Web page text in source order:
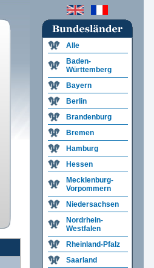
Alle
Baden-
Württemberg
Bayern
Berlin
Brandenburg
Bremen
Hamburg
Hessen
Mecklenburg-
Vorpommern
Niedersachsen
Nordrhein-
Westfalen
Rheinland-Pfalz
Saarland